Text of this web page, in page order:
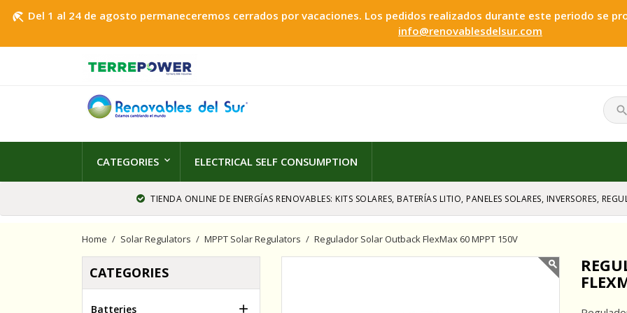
beach_access Del 1 al 24 de agosto permaneceremos cerrados por vacaciones. Los pedidos realizados durante este periodo se
info@renovablesdelsur.com
search
CATEGORIES ELECTRICAL SELF CONSUMPTION
TIENDA ONLINE DE ENERGÍAS RENOVABLES: KITS SOLARES, BATERÍAS LITIO, PANELES SOLARES, INVERSORES,
Home Solar Regulators MPPT Solar Regulators Regulador Solar Outback FlexMax 60 MPPT 150V
CATEGORIES
Batteries 